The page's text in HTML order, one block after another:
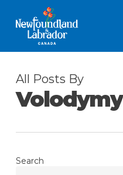
content
All Posts By
Search